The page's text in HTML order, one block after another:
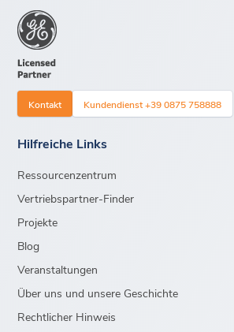
Kontakt Kundendienst +39 0875 758888
Hilfreiche Links
Ressourcenzentrum
Vertriebspartner-Finder
Projekte
Blog
Veranstaltungen
Über uns und unsere Geschichte
Rechtlicher Hinweis